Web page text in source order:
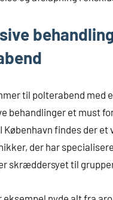
til polterabend med
behandlinger et must
København findes der et
der har
skræddersyet til